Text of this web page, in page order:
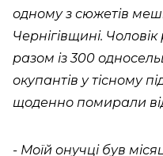
одному з сюжетів
Чернігівщині.
разом із 300
окупантів у тісному
щоденно помирали
- Моїй онучці був